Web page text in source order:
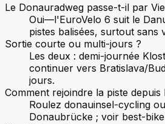
Le Donauradweg passe-t-il par
Oui—l'EuroVelo 6 suit le
pistes balisées, surtout sans
Sortie courte ou multi-jours ?
Les deux : demi-journée
continuer vers Bratislava/
jours.
Comment rejoindre la piste depuis
Roulez donauinsel-cycling
Donaubrücke ; voir best-